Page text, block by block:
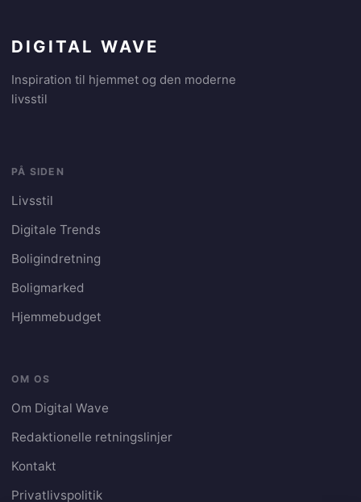
DIGITAL WAVE
Inspiration til hjemmet og den moderne
livsstil
PÅ SIDEN
Livsstil
Digitale Trends
Boligindretning
Boligmarked
Hjemmebudget
OM OS
Om Digital Wave
Redaktionelle retningslinjer
Kontakt
Privatlivspolitik